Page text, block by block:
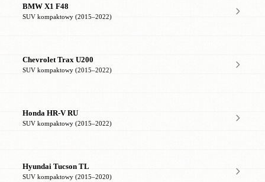
BMW X1 F48
SUV kompaktowy (2015–2022)
Chevrolet Trax U200
SUV kompaktowy (2015–2022)
Honda HR-V RU
SUV kompaktowy (2015–2022)
Hyundai Tucson TL
SUV kompaktowy (2015–2020)